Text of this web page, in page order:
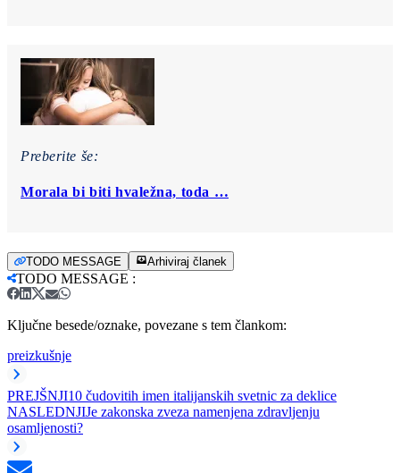
Preberite še:
Morala bi biti hvaležna, toda …
TODO MESSAGE Arhiviraj članek
TODO MESSAGE :
Ključne besede/oznake, povezane s tem člankom:
preizkušnje
PREJŠNJI10 čudovitih imen italijanskih svetnic za deklice
NASLEDNJIJe zakonska zveza namenjena zdravljenju
osamljenosti?